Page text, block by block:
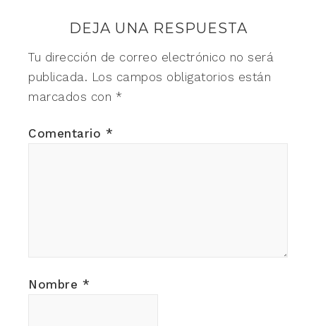
DEJA UNA RESPUESTA
Tu dirección de correo electrónico no será
publicada. Los campos obligatorios están
marcados con *
Comentario *
Nombre *